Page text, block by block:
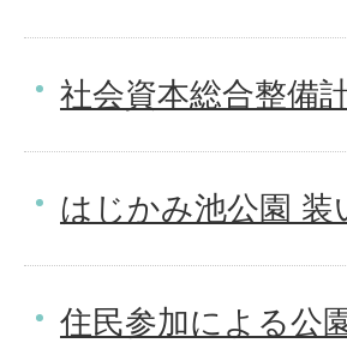
社会資本総合整備
はじかみ池公園 装
住民参加による公